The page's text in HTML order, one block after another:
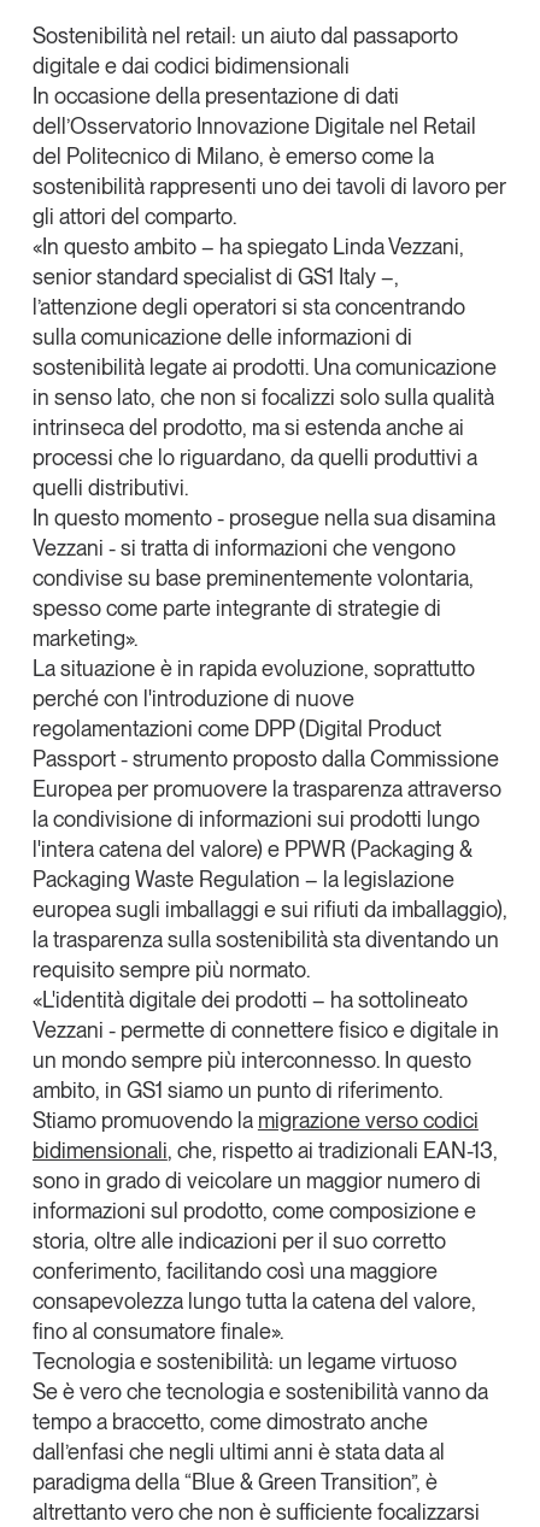
Chi siamo
Newsletter
Contatti
Tendenze Journal
La nostra newsletter nella tua email
Iscriviti
Un anno di
Tendenze2026
Leggi il magazine
Tendenze è il magazine di GS1 Italy che racconta in
modo indipendente il cambiamento e le sfide del largo
consumo e dell’economia a professionisti e
consumatori
GS1 Italy GS1 Italy GS1 Italy
GS1 Italy
X
Copia Link
Sostenibilità nel retail: un aiuto dal passaporto
digitale e dai codici bidimensionali
In occasione della presentazione di dati
dell’Osservatorio Innovazione Digitale nel Retail
del Politecnico di Milano, è emerso come la
sostenibilità rappresenti uno dei tavoli di lavoro per
gli attori del comparto.
«In questo ambito – ha spiegato Linda Vezzani,
senior standard specialist di GS1 Italy –,
l’attenzione degli operatori si sta concentrando
sulla comunicazione delle informazioni di
sostenibilità legate ai prodotti. Una comunicazione
in senso lato, che non si focalizzi solo sulla qualità
intrinseca del prodotto, ma si estenda anche ai
processi che lo riguardano, da quelli produttivi a
quelli distributivi.
In questo momento - prosegue nella sua disamina
Vezzani - si tratta di informazioni che vengono
condivise su base preminentemente volontaria,
spesso come parte integrante di strategie di
marketing».
La situazione è in rapida evoluzione, soprattutto
perché con l'introduzione di nuove
regolamentazioni come DPP(Digital Product
Passport - strumento proposto dalla Commissione
Europea per promuovere la trasparenza attraverso
la condivisione di informazioni sui prodotti lungo
l'intera catena del valore) e PPWR (Packaging &
Packaging Waste Regulation – la legislazione
europea sugli imballaggi e sui rifiuti da imballaggio),
la trasparenza sulla sostenibilità sta diventando un
requisito sempre più normato.
«L'identità digitale dei prodotti – ha sottolineato
Vezzani - permette di connettere fisico e digitale in
un mondo sempre più interconnesso. In questo
ambito, in GS1 siamo un punto di riferimento.
Stiamo promuovendo la migrazione verso codici
bidimensionali, che, rispetto ai tradizionali EAN-13,
sono in grado di veicolare un maggior numero di
informazioni sul prodotto, come composizione e
storia, oltre alle indicazioni per il suo corretto
conferimento, facilitando così una maggiore
consapevolezza lungo tutta la catena del valore,
fino al consumatore finale».
Tecnologia e sostenibilità: un legame virtuoso
Se è vero chetecnologia e sostenibilità vanno da
tempo a braccetto, come dimostrato anche
dall’enfasi che negli ultimi anni è stata data al
paradigma della “Blue & Green Transition”, è
altrettanto vero che non è sufficiente focalizzarsi